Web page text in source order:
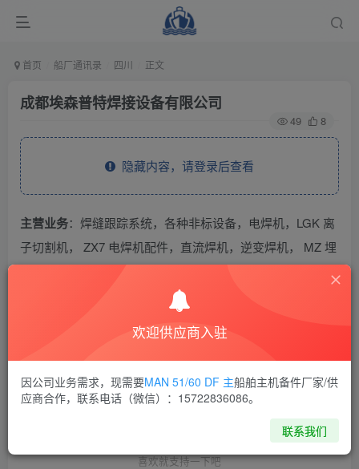
首页 船厂通讯录 四川 正文
成都埃森普特焊接设备有限公司
49 8
隐藏内容，请登录后查看
主营业务：焊缝跟踪系统，各种非标设备，电焊机，LGK 离
子切割机， ZX7 电焊机配件，直流焊机，逆变焊机， MZ 埋
机 ，稀有金属焊机，自动环缝焊接机床，变位机，焊接操作
THE END
喜欢就支持一下吧
欢迎供应商入驻
因公司业务需求，现需要MAN 51/60 DF 主船舶主机备件厂家/供
应商合作，联系电话（微信）：15722836086。
联系我们